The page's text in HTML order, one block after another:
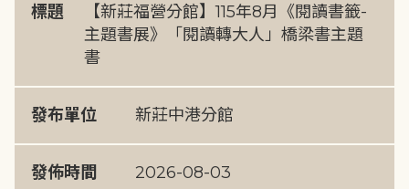
標題
【新莊福營分館】115年8月《閱讀書籤-
主題書展》「閱讀轉大人」橋梁書主題
書
發布單位 新莊中港分館
發佈時間 2026-08-03